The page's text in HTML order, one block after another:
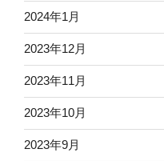
2024年1月
2023年12月
2023年11月
2023年10月
2023年9月